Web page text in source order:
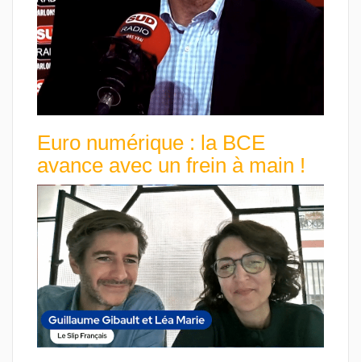
Euro numérique : la BCE
avance avec un frein à main !